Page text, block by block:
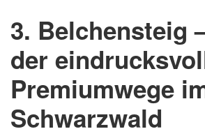
3. Belchensteig
der
Premiumwege
Schwarzwald